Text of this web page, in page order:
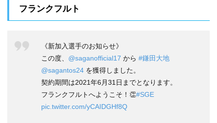
フランクフルト
《新加入選手のお知らせ》
この度、 @saganofficial17 から #鎌田大地
@sagantos24 を獲得しました。
契約期間は2021年6月31日までとなります。
フランクフルトへようこそ！👏#SGE
pic.twitter.com/yCAIDGHf8Q